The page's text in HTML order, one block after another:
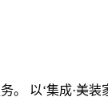
。 以‘集成·美装